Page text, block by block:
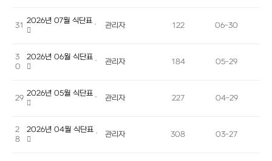
31
2026년 07월 식단표
관리자 122 06-30
3
0
2026년 06월 식단표
관리자 184 05-29
29
2026년 05월 식단표
관리자 227 04-29
2
8
2026년 04월 식단표
관리자 308 03-27